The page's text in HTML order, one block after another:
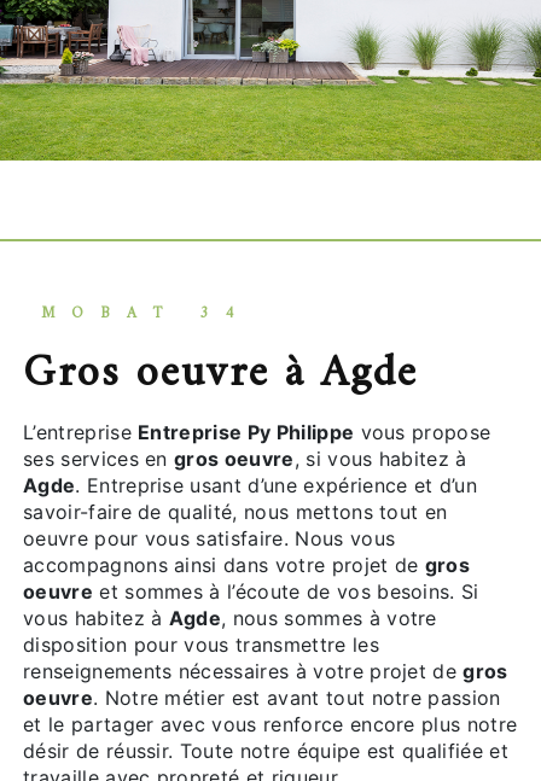
MOBAT 34
gros oeuvre à Agde
L’entreprise Entreprise Py Philippe vous propose
ses services engros oeuvre, si vous habitez à
Agde. Entreprise usant d’une expérience et d’un
savoir-faire de qualité, nous mettons tout en
oeuvre pour vous satisfaire. Nous vous
accompagnons ainsi dans votre projet de gros
oeuvre et sommes à l’écoute de vos besoins. Si
vous habitez à Agde, nous sommes à votre
disposition pour vous transmettre les
renseignements nécessaires à votre projet degros
oeuvre. Notre métier est avant tout notre passion
et le partager avec vous renforce encore plus notre
désir de réussir. Toute notre équipe est qualifiée et